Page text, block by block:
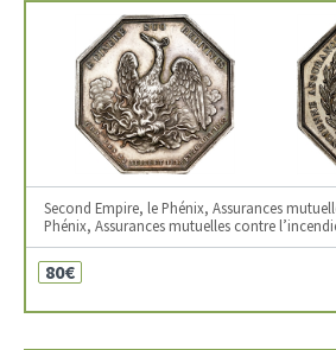
Second Empire, le Phénix, Assurances
Phénix, Assurances mutuelles contre
80€